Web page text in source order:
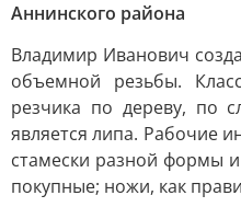
Аннинского района
Владимир Иванович
объемной резьбы.
резчика по дереву, по
является липа. Рабочие
стамески разной формы
покупные; ножи, как